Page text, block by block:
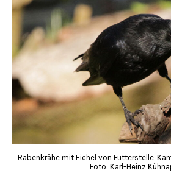
Rabenkrähe mit Eichel von Futterstelle,
Foto: Karl-Heinz